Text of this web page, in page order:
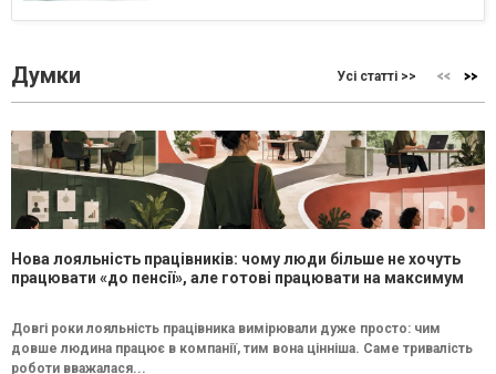
Думки Усі статті >>
Нова лояльність працівників: чому люди більше не хочуть
працювати «до пенсії», але готові працювати на максимум
Довгі роки лояльність працівника вимірювали дуже просто: чим
довше людина працює в компанії, тим вона цінніша. Саме тривалість
роботи вважалася...